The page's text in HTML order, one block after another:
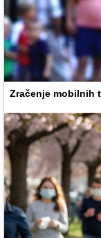
Zračenje mobilnih